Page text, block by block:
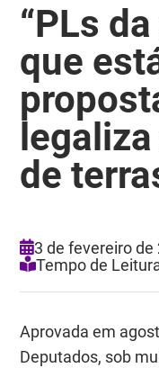
“PLs
que
de
3 de fevereiro de
Tempo de
Aprovada em
Deputados, sob